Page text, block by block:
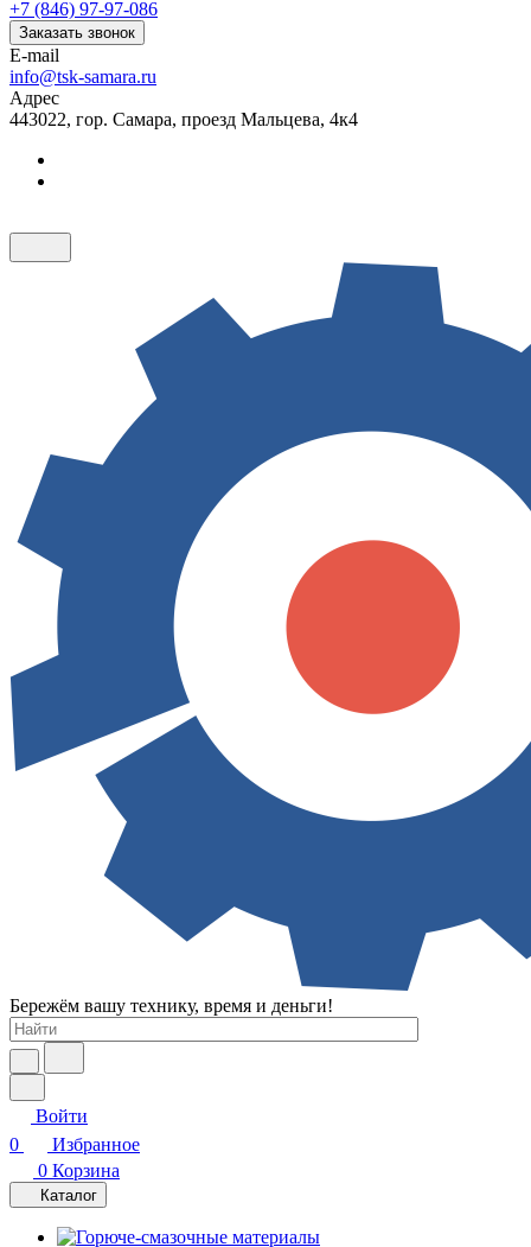
+7 (846) 97-97-086
Заказать звонок
E-mail
info@tsk-samara.ru
Адрес
443022, гор. Самара, проезд Мальцева, 4к4
Бережём вашу технику, время и деньги!
Войти
0
Избранное
0 Корзина
Каталог